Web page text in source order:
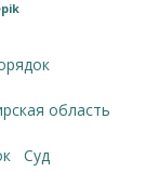
область
суд